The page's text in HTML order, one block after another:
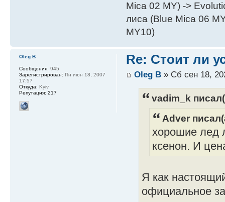
Mica 02 MY) ->
лиса (Blue Mica 06
MY10)
Re: Стоит ли
Oleg B» Сб сен 18,
vadim_k
Adver
хорошие лед
ксенон. И
Я как
официальное
Oleg B
Сообщения: 945
Зарегистрирован: Пн июн 18, 2007
17:57
Откуда: Kyiv
Репутация: 217